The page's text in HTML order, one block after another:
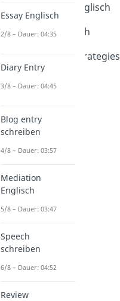
Argumentation Englisch
Dauer: 04:29
Discussion Englisch
Communicative Strategies
Dauer: 04:56
Essay Englisch
2/8 – Dauer: 04:35
Diary Entry
3/8 – Dauer: 04:45
Blog entry
schreiben
4/8 – Dauer: 03:57
Mediation
Englisch
5/8 – Dauer: 03:47
Speech
schreiben
6/8 – Dauer: 04:52
Review